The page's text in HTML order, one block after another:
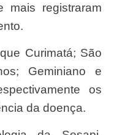
mais registraram
Geminiano e
os
da doença.